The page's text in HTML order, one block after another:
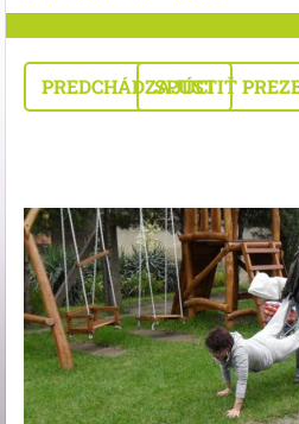
PREDCHÁDZAJÚCI
SPUSTIŤ